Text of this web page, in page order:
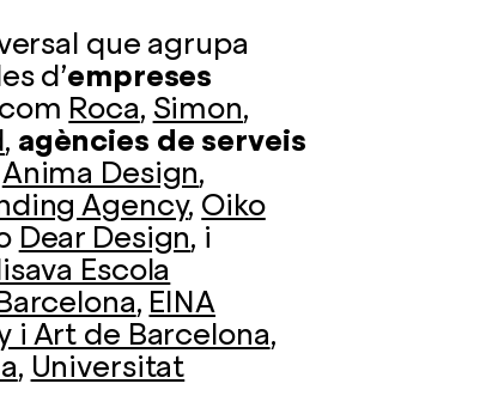
que agrupa
d’empreses
Roca, Simon,
, agències de serveis
Anima Design,
Agency, Oiko
Dear Design, i
Escola
, EINA
i Art de Barcelona,
, Universitat